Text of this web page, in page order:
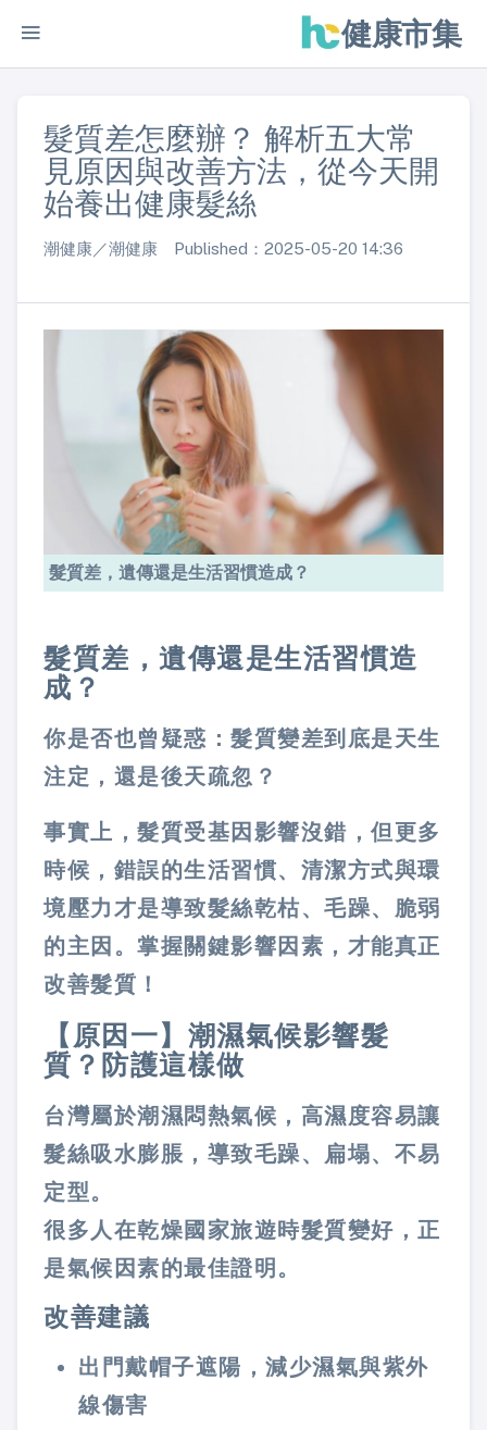
健康市集
髮質差怎麼辦？ 解析五大常
見原因與改善方法，從今天開
始養出健康髮絲
潮健康／潮健康 Published：2025-05-20 14:36
髮質差，遺傳還是生活習慣造成？
髮質差，遺傳還是生活習慣造
成？
你是否也曾疑惑：髮質變差到底是天生
注定，還是後天疏忽？
事實上，髮質受基因影響沒錯，但更多
時候， 錯誤的生活習慣、清潔方式與環
境壓力 才是導致髮絲乾枯、毛躁、脆弱
的主因。掌握關鍵影響因素，才能真正
改善髮質！
【原因一】潮濕氣候影響髮
質？防護這樣做
台灣屬於潮濕悶熱氣候，高濕度容易讓
髮絲吸水膨脹，導致毛躁、扁塌、不易
定型。
很多人在乾燥國家旅遊時髮質變好，正
是氣候因素的最佳證明。
改善建議
出門戴帽子遮陽，減少濕氣與紫外
線傷害